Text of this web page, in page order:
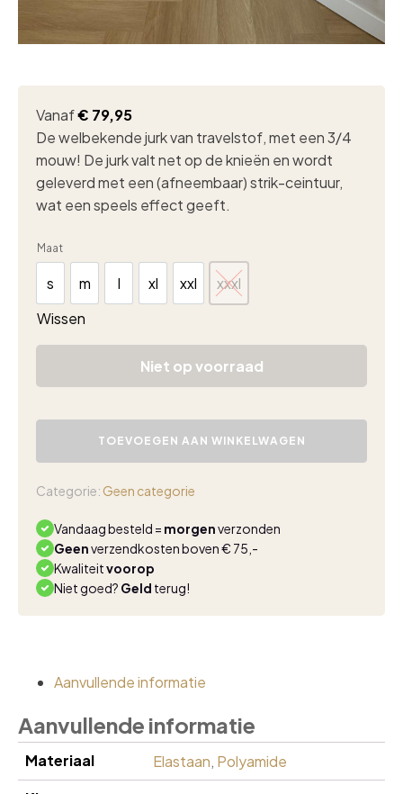
Vanaf€ 79,95
De welbekende jurk van travelstof, met een 3/4
mouw! De jurk valt net op de knieën en wordt
geleverd met een (afneembaar) strik-ceintuur,
wat een speels effect geeft.
Maat
s
s
m
m
l
l
xl
xl
xxl
xxl
xxxl
xxxl
Wissen
Niet op voorraad
Mi
drie
mouw
espresso
aantal
TOEVOEGEN AAN WINKELWAGEN
Categorie: Geen categorie
Vandaag besteld = morgenverzonden
Geenverzendkosten boven € 75,-
Kwaliteitvoorop
Niet goed? Geld terug!
Aanvullende informatie
Aanvullende informatie
Materiaal Elastaan, Polyamide